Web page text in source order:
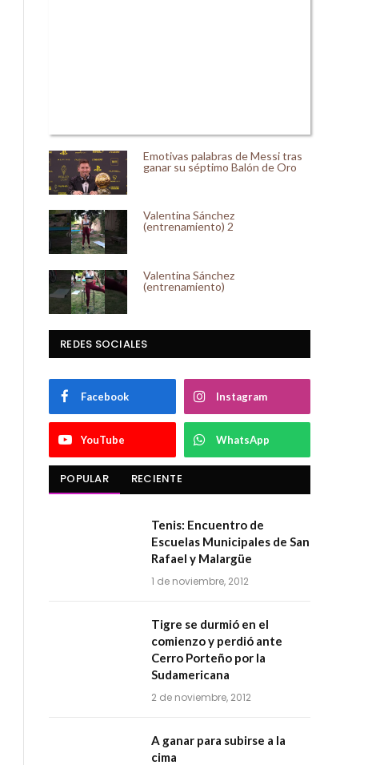
Emotivas palabras de Messi tras
ganar su séptimo Balón de Oro
Valentina Sánchez
(entrenamiento) 2
Valentina Sánchez
(entrenamiento)
REDES SOCIALES
Facebook Instagram
YouTube WhatsApp
POPULAR RECIENTE
Tenis: Encuentro de
Escuelas Municipales de San
Rafael y Malargüe
1 de noviembre, 2012
Tigre se durmió en el
comienzo y perdió ante
Cerro Porteño por la
Sudamericana
2 de noviembre, 2012
A ganar para subirse a la
cima